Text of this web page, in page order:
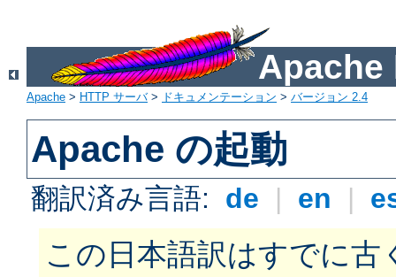
Apache
Apache > HTTP サーバ> ドキュメンテーション > バージョン 2.4
Apache の起動
翻訳済み言語: de | en |
この日本語訳はすでに古